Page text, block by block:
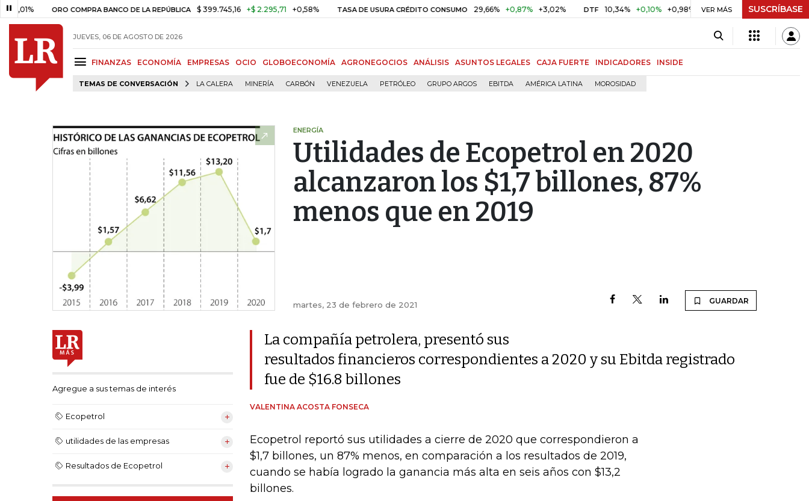
ORO COMPRA BANCO DE LA REPÚBLICA $ 399.745,16 +$ 2.295,71 +0,58% TASA DE USURA CRÉDITO CONSUMO 29,66% +0,87% +3,02% DTF 10,34% +0,10% +0,98% UVR $ 416,86 +$ 0,05 +0,01%
VER MÁS SUSCRÍBASE
JUEVES, 06 DE AGOSTO DE 2026
FINANZAS ECONOMÍA EMPRESAS OCIO GLOBOECONOMÍA AGRONEGOCIOS ANÁLISIS ASUNTOS LEGALES CAJA FUERTE INDICADORES INSIDE
TEMAS DE CONVERSACIÓN LA CALERA MINERÍA CARBÓN VENEZUELA PETRÓLEO GRUPO ARGOS EBITDA AMÉRICA LATINA MOROSIDAD
ENERGÍA
Utilidades de Ecopetrol en 2020
alcanzaron los $1,7 billones, 87%
menos que en 2019
martes, 23 de febrero de 2021 GUARDAR
Agregue a sus temas de interés
Ecopetrol
utilidades de las empresas
Resultados de Ecopetrol
La compañía petrolera, presentó sus
resultados financieros correspondientes a 2020 y su Ebitda registrado
fue de $16.8 billones
VALENTINA ACOSTA FONSECA
Ecopetrol reportó sus utilidades a cierre de 2020 que correspondieron a
$1,7 billones, un 87% menos, en comparación a los resultados de 2019,
cuando se había logrado la ganancia más alta en seis años con $13,2
billones.